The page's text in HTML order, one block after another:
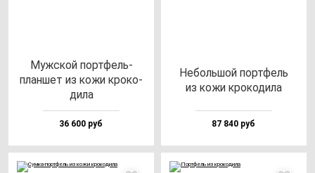
Муж­ской пор­тфель-
план­шет из ко­жи кро­ко­
ди­ла
36 600 руб
Неболь­шой пор­тфель
из ко­жи кро­ко­ди­ла
87 840 руб